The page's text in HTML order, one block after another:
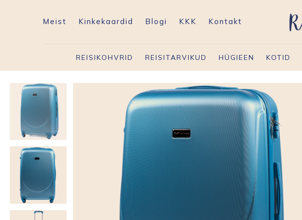
Meist Kinkekaardid Blogi KKK Kontakt
REISIKOHVRID REISITARVIKUD HÜGIEEN KOTID